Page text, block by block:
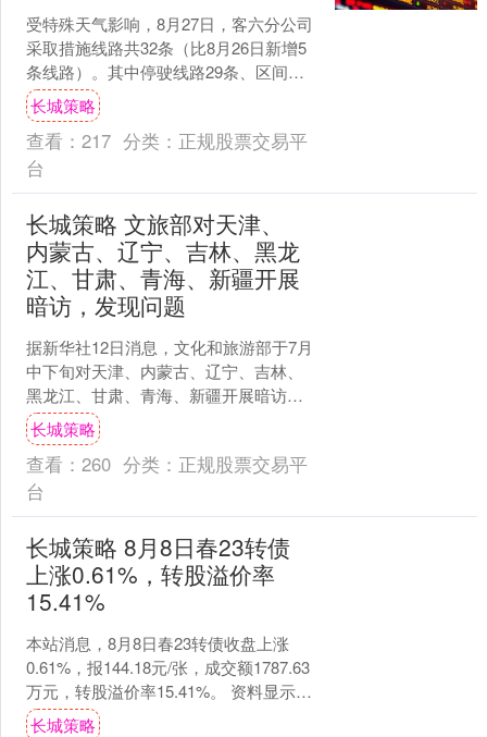
受特殊天气影响，8月27日，客六分公司
采取措施线路共32条（比8月26日新增5
条线路）。其中停驶线路29条、区间线
路3条。 停驶线路29条： F60、F67、
F....
长城策略
查看： 217 分类： 正规股票交易平
台
长城策略 文旅部对天津、
内蒙古、辽宁、吉林、黑龙
江、甘肃、青海、新疆开展
暗访，发现问题
据新华社12日消息，文化和旅游部于7月
中下旬对天津、内蒙古、辽宁、吉林、
黑龙江、甘肃、青海、新疆开展暗访，
发现部分地区仍存在安全生产和市场秩
序问题，包括经营场所....
长城策略
查看： 260 分类： 正规股票交易平
台
长城策略 8月8日春23转债
上涨0.61%，转股溢价率
15.41%
本站消息，8月8日春23转债收盘上涨
0.61%，报144.18元/张，成交额1787.63
万元，转股溢价率15.41%。 资料显示，
春23转债信用级别为“AA-....
长城策略